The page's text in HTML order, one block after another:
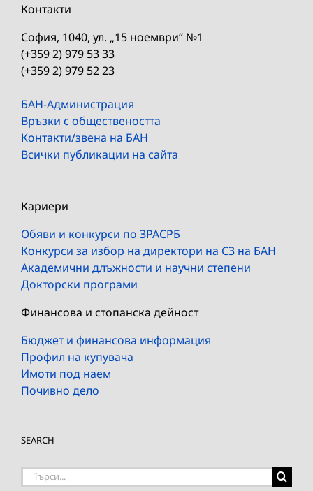
Контакти
София, 1040, ул. „15 ноември“ №1
(+359 2) 979 53 33
(+359 2) 979 52 23
БАН-Администрация
Връзки с обществеността
Контакти/звена на БАН
Всички публикации на сайта
Кариери
Обяви и конкурси по ЗРАСРБ
Конкурси за избор на директори на СЗ на БАН
Академични длъжности и научни степени
Докторски програми
Финансова и стопанска дейност
Бюджет и финансова информация
Профил на купувача
Имоти под наем
Почивно дело
SEARCH
Търсене